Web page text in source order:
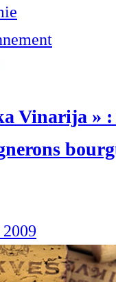
Vinarija » :